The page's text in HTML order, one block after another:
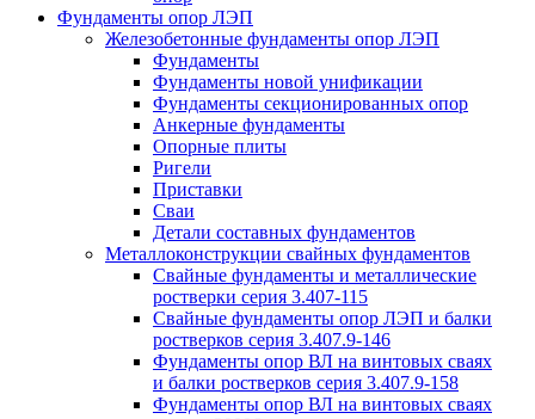
Фундаменты опор ЛЭП
Железобетонные фундаменты опор ЛЭП
Фундаменты
Фундаменты новой унификации
Фундаменты секционированных опор
Анкерные фундаменты
Опорные плиты
Ригели
Приставки
Сваи
Детали составных фундаментов
Металлоконструкции свайных фундаментов
Свайные фундаменты и металлические
ростверки серия 3.407-115
Свайные фундаменты опор ЛЭП и балки
ростверков серия 3.407.9-146
Фундаменты опор ВЛ на винтовых сваях
и балки ростверков серия 3.407.9-158
Фундаменты опор ВЛ на винтовых сваях